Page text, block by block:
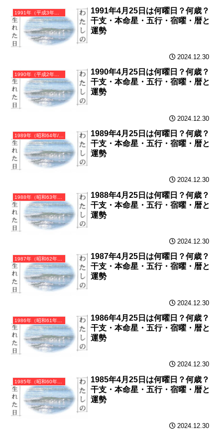
1991年（平成3年）辛未（かのとひつじ）・未年（ひつじ年）カレンダー（月曜はじまり）
1991年4月25日は何曜日？何歳？
干支・本命星・五行・宿曜・暦と
運勢
2024.12.30
1990年（平成2年）庚午（かのえうま）・午年（うま年）カレンダー（月曜はじまり）
1990年4月25日は何曜日？何歳？
干支・本命星・五行・宿曜・暦と
運勢
2024.12.30
1989年（昭和64年/平成元年）己巳（つちのとみ）・巳年（へび年）カレンダー（月曜はじまり）
1989年4月25日は何曜日？何歳？
干支・本命星・五行・宿曜・暦と
運勢
2024.12.30
1988年（昭和63年）戊辰（つちのえたつ）・辰年（たつ年）カレンダー（月曜はじまり）
1988年4月25日は何曜日？何歳？
干支・本命星・五行・宿曜・暦と
運勢
2024.12.30
1987年（昭和62年）丁卯（ひのとう）・卯年（うさぎ年）カレンダー（月曜はじまり）
1987年4月25日は何曜日？何歳？
干支・本命星・五行・宿曜・暦と
運勢
2024.12.30
1986年（昭和61年）丙寅（ひのえとら）・寅年（とら年）カレンダー（月曜はじまり）
1986年4月25日は何曜日？何歳？
干支・本命星・五行・宿曜・暦と
運勢
2024.12.30
1985年（昭和60年）乙丑（きのとうし）・丑年（うし年）カレンダー（月曜はじまり）
1985年4月25日は何曜日？何歳？
干支・本命星・五行・宿曜・暦と
運勢
2024.12.30